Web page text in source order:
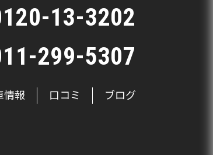
13-3202
299-5307
情報 口コミ ブログ